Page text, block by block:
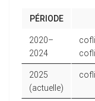
PÉRIODE
2020–
2024
2025
(actuelle)